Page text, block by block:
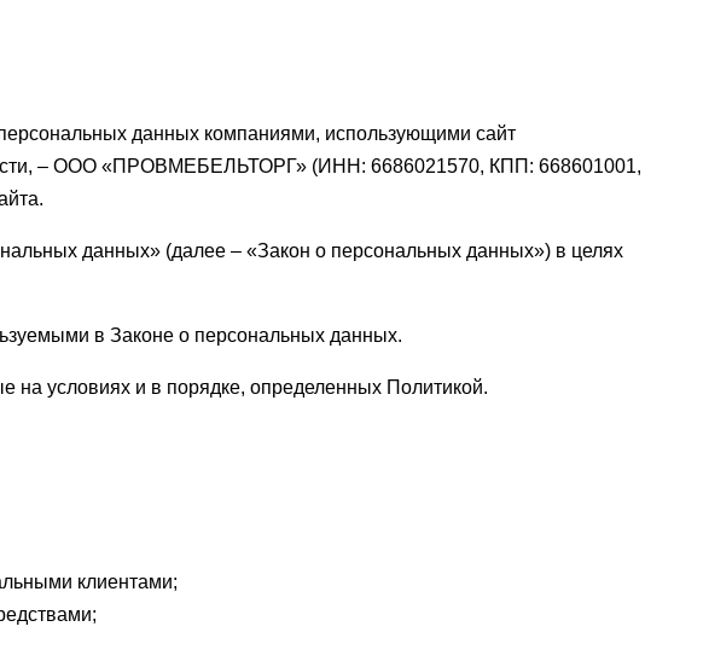
данных компаниями, использующими сайт
– ООО «ПРОВМЕБЕЛЬТОРГ» (ИНН: 6686021570, КПП: 668601001,
данных» (далее – «Закон о персональных данных») в целях
в Законе о персональных данных.
условиях и в порядке, определенных Политикой.
клиентами;